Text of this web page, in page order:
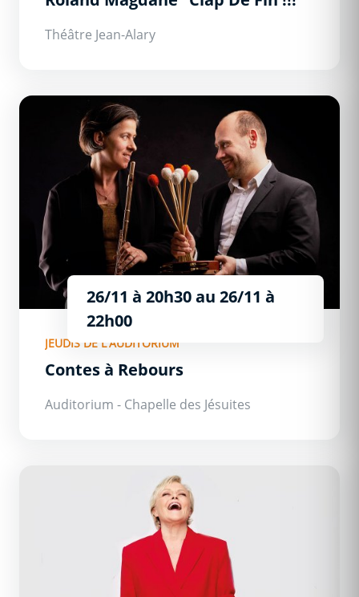
Théâtre Jean-Alary
Contes à Rebours
26/11 à 20h30au 26/11 à
22h00
JEUDIS DE L'AUDITORIUM
Contes à Rebours
Auditorium - Chapelle des Jésuites